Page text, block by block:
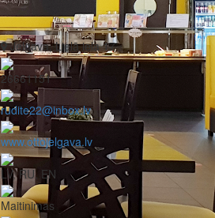
Jelgava, Lielā iela 17
26661151
rudite22@inbox.lv
www.ottojelgava.lv
LV, RU, EN
Maitinimas